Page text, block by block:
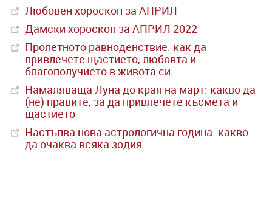
Любовен хороскоп за АПРИЛ
Дамски хороскоп за АПРИЛ 2022
Пролетното равноденствие: как да
привлечете щастието, любовта и
благополучието в живота си
Намаляваща Луна до края на март: какво да
(не) правите, за да привлечете късмета и
щастието
Настъпва нова астрологична година: какво
да очаква всяка зодия